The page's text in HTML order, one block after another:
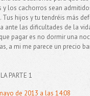
y los cachorros sean
Tus hijos y tu tendréis más
ante las dificultades de la
pagar es no dormir una
a mi me parece un precio
PARTE 1
de 2013 a las 14:08